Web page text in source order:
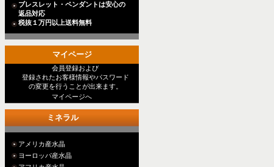
ブレスレット・ペンダントは安心の
返品対応
税抜１万円以上送料無料
マイページ
会員登録および
登録されたお客様情報やパスワード
の変更を行うことが出来ます。
マイページへ
ミネラル
アメリカ産水晶
ヨーロッパ産水晶